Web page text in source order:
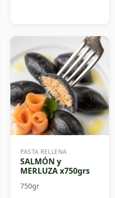
PASTA RELLENA
SALMÓN y
MERLUZA x750grs
750gr